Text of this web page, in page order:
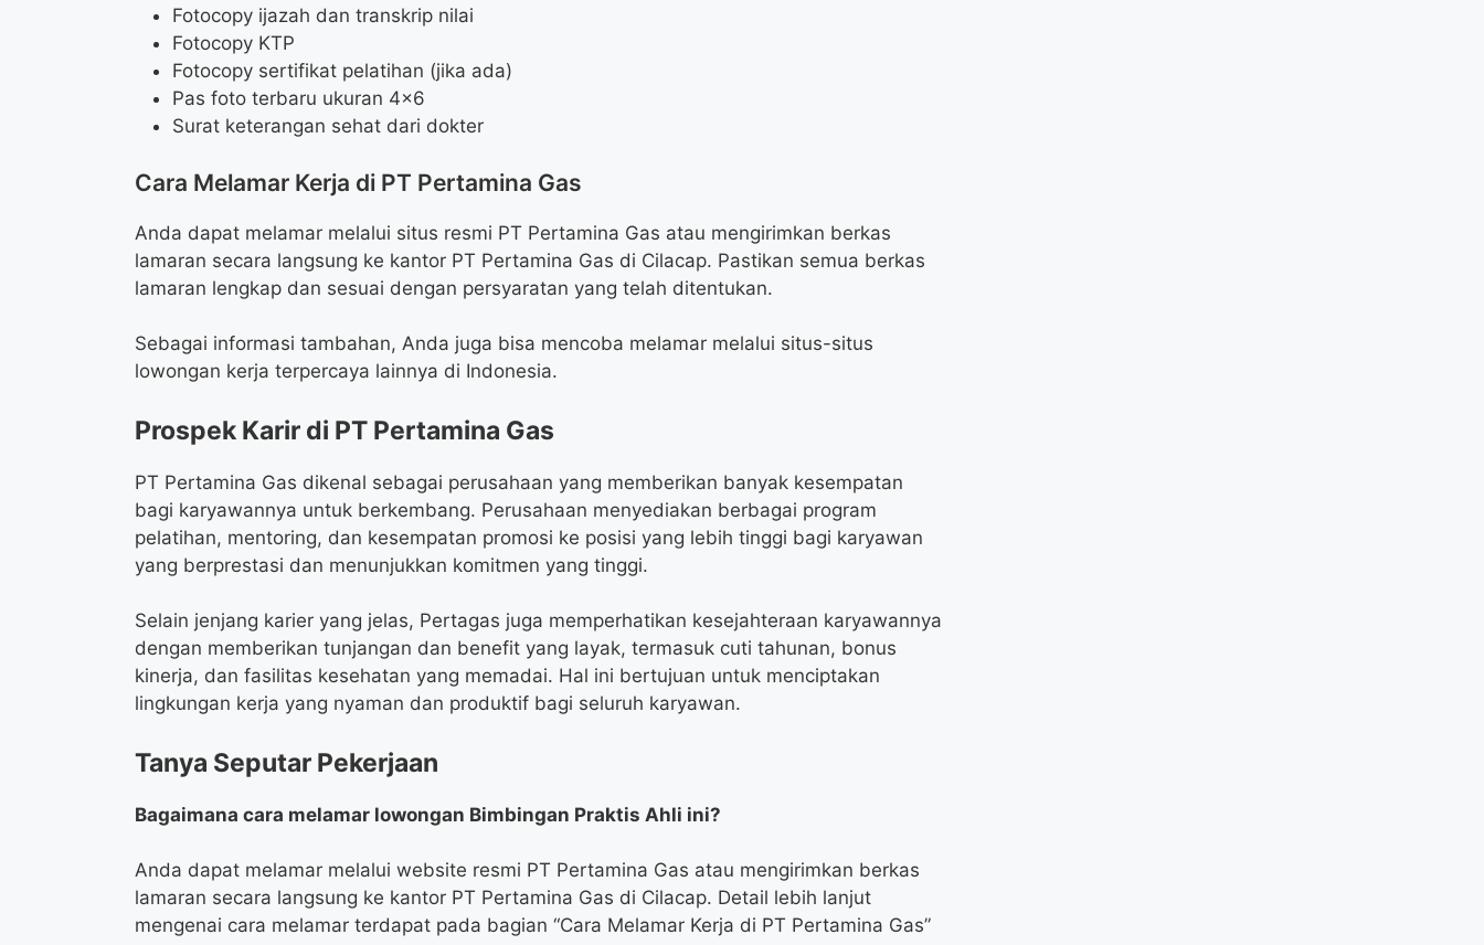
Fotocopy ijazah dan transkrip nilai
Fotocopy KTP
Fotocopy sertifikat pelatihan (jika ada)
Pas foto terbaru ukuran 4×6
Surat keterangan sehat dari dokter
Cara Melamar Kerja di PT Pertamina Gas
Anda dapat melamar melalui situs resmi PT Pertamina Gas atau mengirimkan berkas
lamaran secara langsung ke kantor PT Pertamina Gas di Cilacap. Pastikan semua berkas
lamaran lengkap dan sesuai dengan persyaratan yang telah ditentukan.
Sebagai informasi tambahan, Anda juga bisa mencoba melamar melalui situs-situs
lowongan kerja terpercaya lainnya di Indonesia.
Prospek Karir di PT Pertamina Gas
PT Pertamina Gas dikenal sebagai perusahaan yang memberikan banyak kesempatan
bagi karyawannya untuk berkembang. Perusahaan menyediakan berbagai program
pelatihan, mentoring, dan kesempatan promosi ke posisi yang lebih tinggi bagi karyawan
yang berprestasi dan menunjukkan komitmen yang tinggi.
Selain jenjang karier yang jelas, Pertagas juga memperhatikan kesejahteraan karyawannya
dengan memberikan tunjangan dan benefit yang layak, termasuk cuti tahunan, bonus
kinerja, dan fasilitas kesehatan yang memadai. Hal ini bertujuan untuk menciptakan
lingkungan kerja yang nyaman dan produktif bagi seluruh karyawan.
Tanya Seputar Pekerjaan
Bagaimana cara melamar lowongan Bimbingan Praktis Ahli ini?
Anda dapat melamar melalui website resmi PT Pertamina Gas atau mengirimkan berkas
lamaran secara langsung ke kantor PT Pertamina Gas di Cilacap. Detail lebih lanjut
mengenai cara melamar terdapat pada bagian “Cara Melamar Kerja di PT Pertamina Gas”